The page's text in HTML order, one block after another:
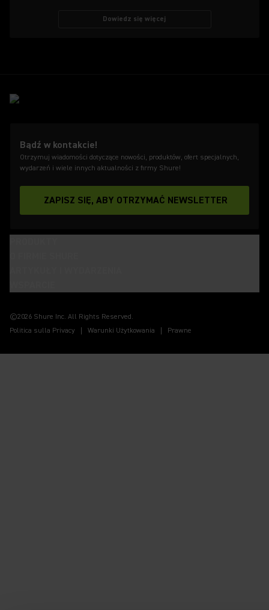
Dowiedz się więcej
Bądź w kontakcie!
Otrzymuj wiadomości dotyczące nowości, produktów, ofert specjalnych,
wydarzeń i wiele innych aktualności z firmy Shure!
ZAPISZ SIĘ, ABY OTRZYMAĆ NEWSLETTER
©2026 Shure Inc. All Rights Reserved.
Politica sulla Privacy
Warunki Użytkowania Prawne